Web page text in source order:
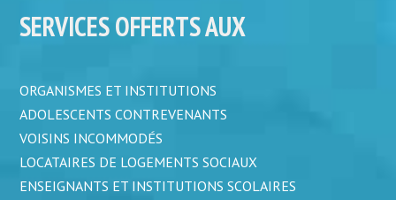
SERVICES OFFERTS AUX
ORGANISMES ET INSTITUTIONS
ADOLESCENTS CONTREVENANTS
VOISINS INCOMMODÉS
LOCATAIRES DE LOGEMENTS SOCIAUX
ENSEIGNANTS ET INSTITUTIONS SCOLAIRES